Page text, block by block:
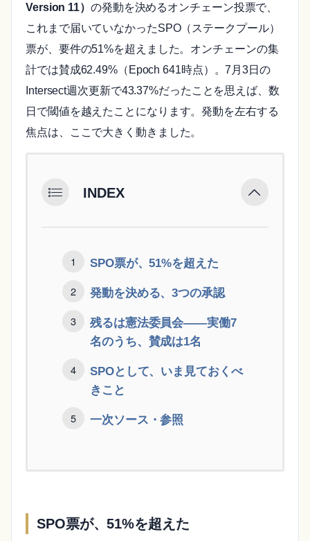
Version 11） の発動を決めるオンチェーン投票で、
これまで届いていなかったSPO（ステークプール）
票が、要件の51%を超えました。オンチェーンの集
計では賛成62.49%（Epoch 641時点）。7月3日の
Intersect週次更新で43.37%だったことを思えば、数
日で閾値を越えたことになります。発動を左右する
焦点は、ここで大きく動きました。
INDEX
SPO票が、51%を超えた
発動を決める、3つの承認
残るは憲法委員会——実働7
名のうち、賛成は1名
SPOとして、いま見ておくべ
きこと
一次ソース・参照
SPO票が、51%を超えた